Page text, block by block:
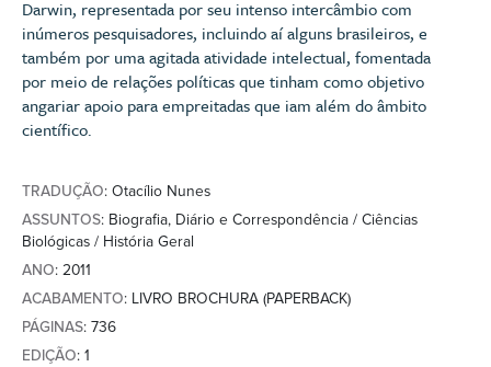
Darwin, representada por seu intenso intercâmbio com
inúmeros pesquisadores, incluindo aí alguns brasileiros, e
também por uma agitada atividade intelectual, fomentada
por meio de relações políticas que tinham como objetivo
angariar apoio para empreitadas que iam além do âmbito
científico.
TRADUÇÃO: Otacílio Nunes
ASSUNTOS: Biografia, Diário e Correspondência / Ciências
Biológicas / História Geral
ANO: 2011
ACABAMENTO: LIVRO BROCHURA (PAPERBACK)
PÁGINAS: 736
EDIÇÃO: 1